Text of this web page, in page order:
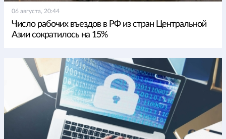
06 августа, 20:44
Число рабочих въездов в РФ из стран Центральной
Азии сократилось на 15%